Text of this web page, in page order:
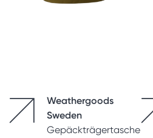
Weathergoods
Sweden
Gepäckträgertasche